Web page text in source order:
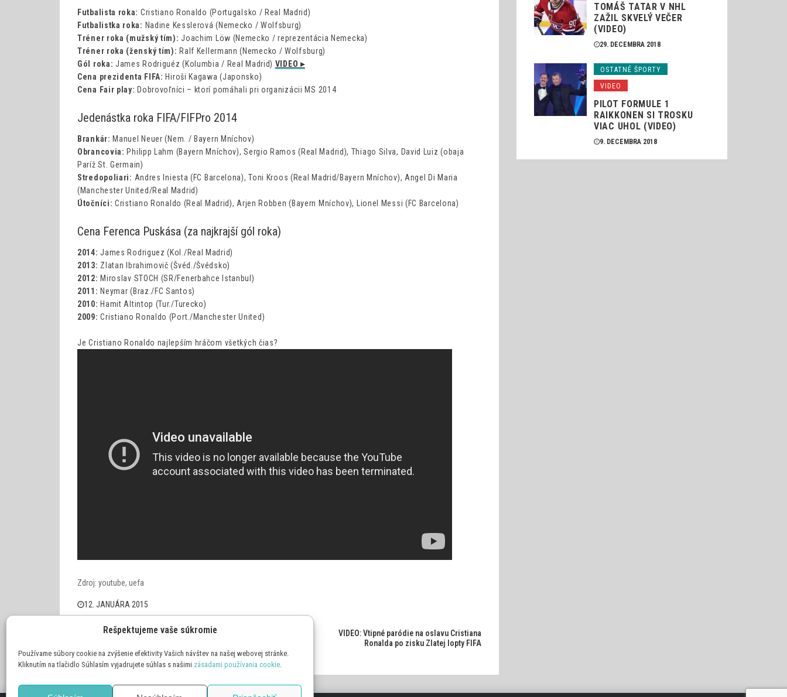
Rešpektujeme vaše súkromie
Používame súbory cookie na zvýšenie efektivity Vašich návštev na našej webovej stránke.
Kliknutím na tlačidlo Súhlasím vyjadrujete súhlas s našimi zásadami používania cookie.
Futbalista roka: Cristiano Ronaldo (Portugalsko / Real Madrid)
Futbalistka roka: Nadine Kesslerová (Nemecko / Wolfsburg)
Tréner roka (mužský tím): Joachim Löw (Nemecko / reprezentácia Nemecka)
Tréner roka (ženský tím): Ralf Kellermann (Nemecko / Wolfsburg)
Gól roka: James Rodriguéz (Kolumbia / Real Madrid) VIDEO ▸
Cena prezidenta FIFA: Hiroši Kagawa (Japonsko)
Cena Fair play: Dobrovoľníci – ktorí pomáhali pri organizácii MS 2014
Jedenástka roka FIFA/FIFPro 2014
Brankár: Manuel Neuer (Nem. / Bayern Mníchov)
Obrancovia: Philipp Lahm (Bayern Mníchov), Sergio Ramos (Real Madrid), Thiago Silva, David Luiz (obaja
Paríž St. Germain)
Stredopoliari: Andres Iniesta (FC Barcelona), Toni Kroos (Real Madrid/Bayern Mníchov), Angel Di Maria
(Manchester United/Real Madrid)
Útočníci: Cristiano Ronaldo (Real Madrid), Arjen Robben (Bayern Mníchov), Lionel Messi (FC Barcelona)
Cena Ferenca Puskása (za najkrajší gól roka)
2014: James Rodriguez (Kol./Real Madrid)
2013: Zlatan Ibrahimovič (Švéd./Švédsko)
2012: Miroslav STOCH (SR/Fenerbahce Istanbul)
2011: Neymar (Braz./FC Santos)
2010: Hamit Altintop (Tur./Turecko)
2009: Cristiano Ronaldo (Port./Manchester United)
Je Cristiano Ronaldo najlepším hráčom všetkých čias?
Zdroj: youtube, uefa
12. JANUÁRA 2015
Navigácia
v
článku
Slovensko zostáva jediným kandidátom pre MS
VIDEO: Vtipné paródie na oslavu Cristiana
Ronalda po zisku Zlatej lopty FIFA
TOMÁŠ TATAR V NHL
ZAŽIL SKVELÝ VEČER
(VIDEO)
29. DECEMBRA 2018
OSTATNÉ ŠPORTY
VIDEO
PILOT FORMULE 1
RAIKKONEN SI TROSKU
VIAC UHOL (VIDEO)
9. DECEMBRA 2018